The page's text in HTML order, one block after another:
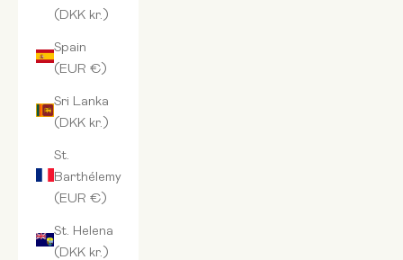
(DKK kr.)
Spain
(EUR €)
Sri Lanka
(DKK kr.)
St.
Barthélemy
(EUR €)
St. Helena
(DKK kr.)